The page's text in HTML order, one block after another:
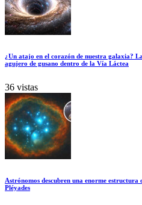
¿Un atajo en el corazón de nuestra galaxia?
agujero de gusano dentro de la Vía Láctea
36 vistas
Astrónomos descubren una enorme
Pléyades